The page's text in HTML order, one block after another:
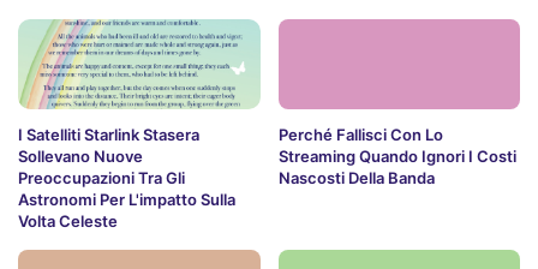
I Satelliti Starlink Stasera
Sollevano Nuove
Preoccupazioni Tra Gli
Astronomi Per L'impatto Sulla
Volta Celeste
Perché Fallisci Con Lo
Streaming Quando Ignori I Costi
Nascosti Della Banda